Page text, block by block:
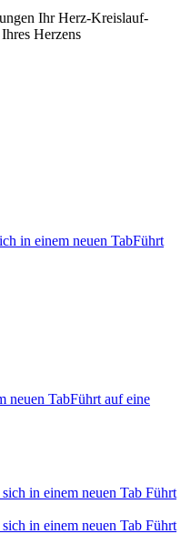
Ihr Herz-Kreislauf-
Herzens
in einem neuen TabFührt
neuen TabFührt auf eine
in einem neuen Tab Führt
in einem neuen Tab Führt